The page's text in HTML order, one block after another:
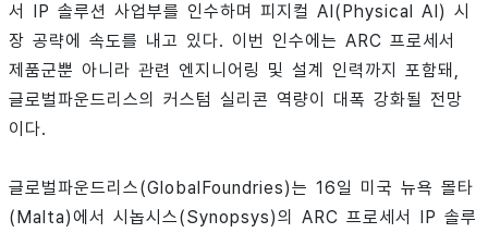
서 IP 솔루션 사업부를 인수하며 피지컬 AI(Physical AI) 시
장 공략에 속도를 내고 있다. 이번 인수에는 ARC 프로세서
제품군뿐 아니라 관련 엔지니어링 및 설계 인력까지 포함돼,
글로벌파운드리스의 커스텀 실리콘 역량이 대폭 강화될 전망
이다.
글로벌파운드리스(GlobalFoundries)는 16일 미국 뉴욕 몰타
(Malta)에서 시놉시스(Synopsys)의 ARC 프로세서 IP 솔루